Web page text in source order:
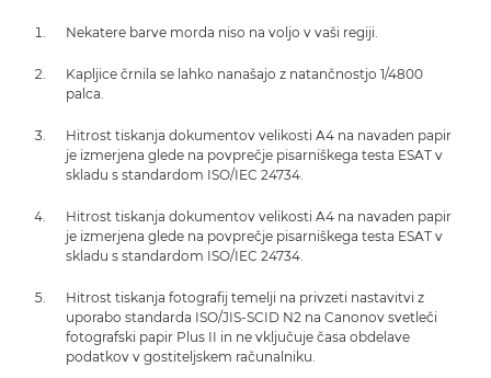
Nekatere barve morda niso na voljo v vaši regiji.
Kapljice črnila se lahko nanašajo z natančnostjo 1/4800
palca.
Hitrost tiskanja dokumentov velikosti A4 na navaden papir
je izmerjena glede na povprečje pisarniškega testa ESAT v
skladu s standardom ISO/IEC 24734.
Hitrost tiskanja dokumentov velikosti A4 na navaden papir
je izmerjena glede na povprečje pisarniškega testa ESAT v
skladu s standardom ISO/IEC 24734.
Hitrost tiskanja fotografij temelji na privzeti nastavitvi z
uporabo standarda ISO/JIS-SCID N2 na Canonov svetleči
fotografski papir Plus II in ne vključuje časa obdelave
podatkov v gostiteljskem računalniku.